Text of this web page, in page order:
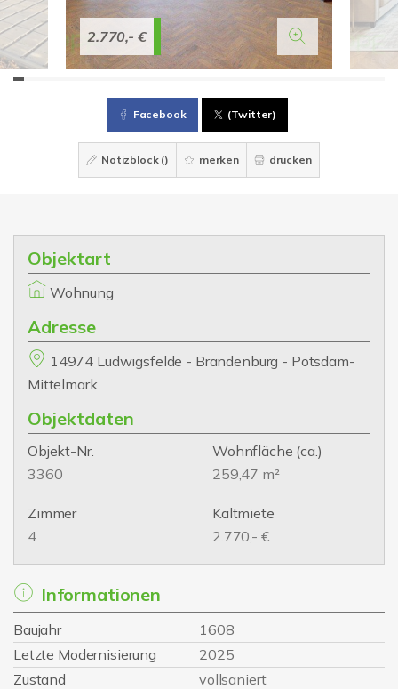
2.770,- €
Facebook (Twitter)
Notizblock () merken drucken
Objektart
Wohnung
Adresse
14974 Ludwigsfelde - Brandenburg - Potsdam-
Mittelmark
Objektdaten
Objekt-Nr.
3360
Wohnfläche (ca.)
259,47 m²
Zimmer
4
Kaltmiete
2.770,- €
Informationen
Baujahr
1608
Letzte Modernisierung
2025
Zustand
vollsaniert